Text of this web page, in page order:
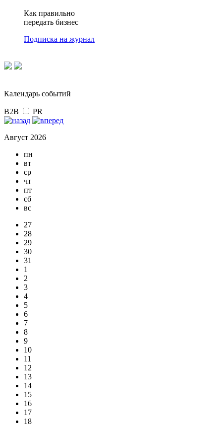
Как правильно
передать бизнес
Подписка на журнал
Календарь событий
B2B PR
Август 2026
пн
вт
ср
чт
пт
сб
вс
27
28
29
30
31
1
2
3
4
5
6
7
8
9
10
11
12
13
14
15
16
17
18